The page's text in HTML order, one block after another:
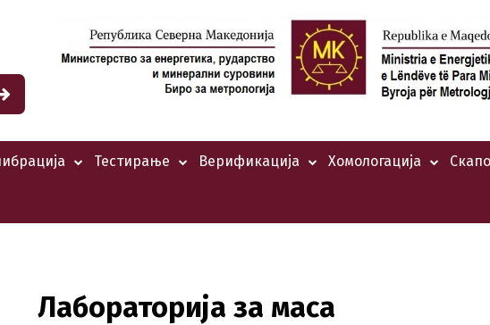
Тестирање Верификација Хомологација
Лабораторија за маса